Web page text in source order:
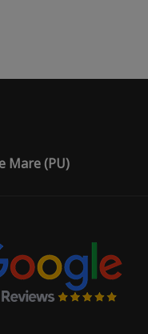
Mare (PU)